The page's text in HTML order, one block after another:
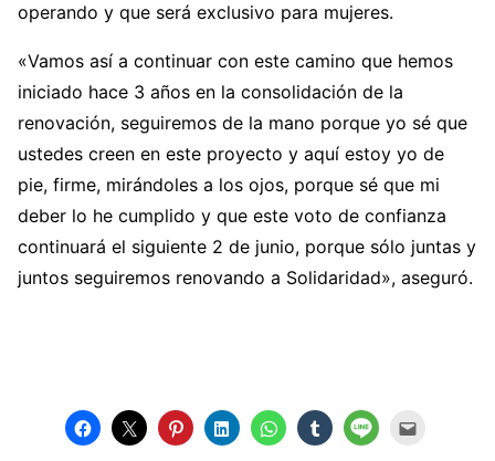
operando y que será exclusivo para mujeres.
«Vamos así a continuar con este camino que hemos
iniciado hace 3 años en la consolidación de la
renovación, seguiremos de la mano porque yo sé que
ustedes creen en este proyecto y aquí estoy yo de
pie, firme, mirándoles a los ojos, porque sé que mi
deber lo he cumplido y que este voto de confianza
continuará el siguiente 2 de junio, porque sólo juntas y
juntos seguiremos renovando a Solidaridad», aseguró.